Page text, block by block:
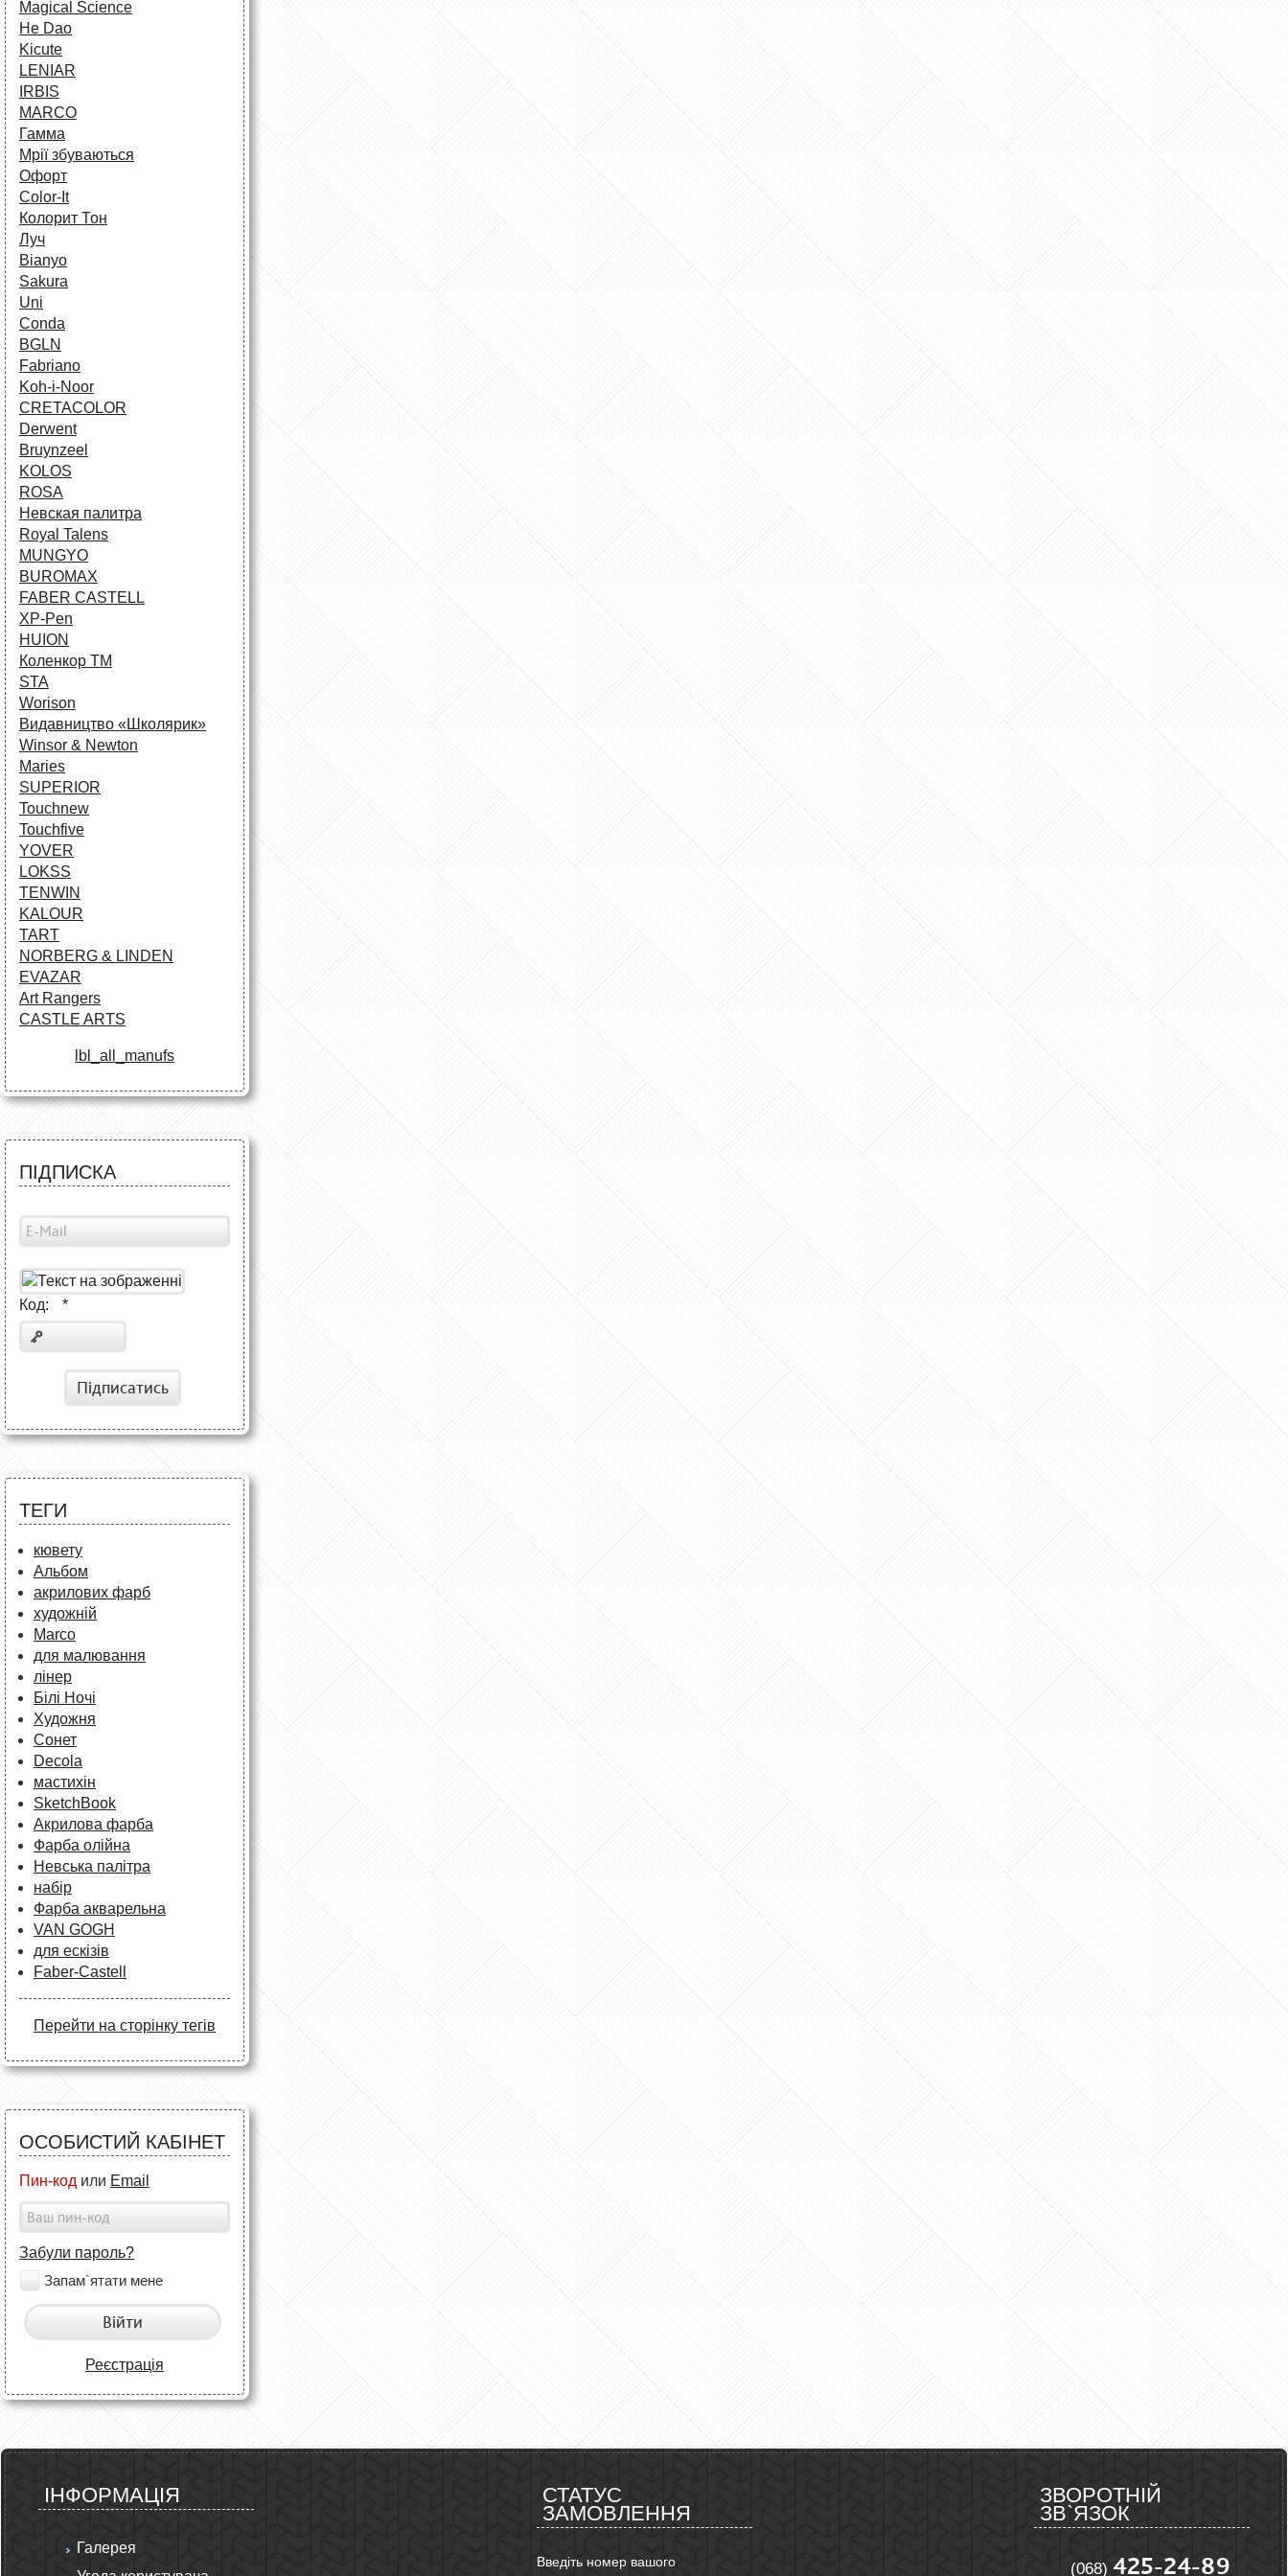
Magical Science
He Dao
Kicute
LENIAR
IRBIS
MARCO
Гамма
Мрії збуваються
Офорт
Сolor-It
Колорит Тон
Луч
Bianyo
Sakura
Uni
Conda
BGLN
Fabriano
Koh-i-Noor
CRETACOLOR
Derwent
Bruynzeel
KOLOS
ROSA
Невская палитра
Royal Talens
MUNGYO
BUROMAX
FABER CASTELL
XP-Pen
HUION
Коленкор ТМ
STA
Worison
Видавництво «Школярик»
Winsor & Newton
Maries
SUPERIOR
Touchnew
Touchfive
YOVER
LOKSS
TENWIN
KALOUR
TART
NORBERG & LINDEN
EVAZAR
Art Rangers
CASTLE ARTS
lbl_all_manufs
ПІДПИСКА
Код: *
Підписатись
ТЕГИ
кювету
Альбом
акрилових фарб
художній
Marco
для малювання
лінер
Білі Ночі
Художня
Сонет
Decola
мастихін
SketchBook
Акрилова фарба
Фарба олійна
Невська палітра
набір
Фарба акварельна
VAN GOGH
для ескізів
Faber-Castell
Перейти на сторінку тегів
ОСОБИСТИЙ КАБІНЕТ
Пин-код или Email
Забули пароль?
Запам`ятати мене
Війти
Реєстрація
ІНФОРМАЦІЯ
Галерея
СТАТУС
ЗАМОВЛЕННЯ
Введіть номер вашого
ЗВОРОТНІЙ
ЗВ`ЯЗОК
(068) 425-24-89